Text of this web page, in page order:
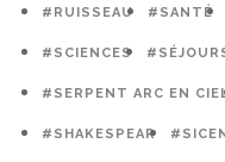
#RUISSEAU #SANTÉ
#SCIENCES
#SERPENT ARC EN
#SHAKESPEAR